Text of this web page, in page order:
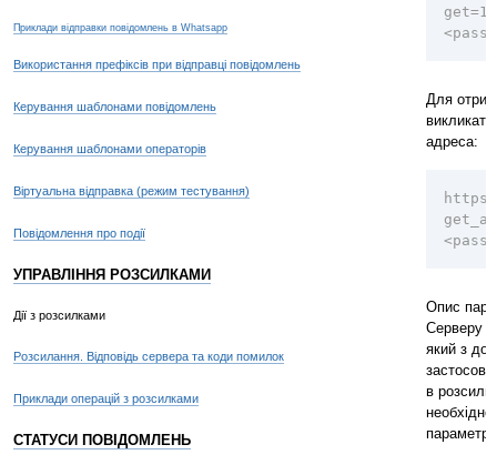
Приклади відправки повідомлень в Whatsapp
Використання префіксів при відправці повідомлень
Керування шаблонами повідомлень
Керування шаблонами операторів
Віртуальна відправка (режим тестування)
Повідомлення про події
УПРАВЛІННЯ РОЗСИЛКАМИ
Дії з розсилками
Розсилання. Відповідь сервера та коди помилок
Приклади операцій з розсилками
СТАТУСИ ПОВІДОМЛЕНЬ
Для
адреса:
Опис
Серверу
який з
в
параметр):